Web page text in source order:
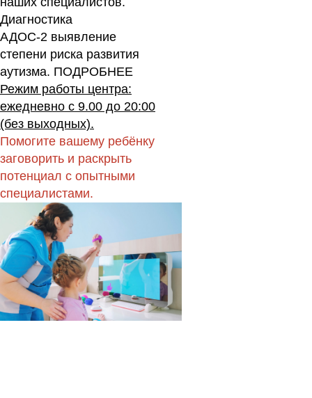
Диагностика
АДОС-2 выявление
степени риска развития
аутизма. ПОДРОБНЕЕ
Режим работы центра:
ежедневно с 9.00 до 20:00
(без выходных).
Помогите вашему ребёнку
заговорить и раскрыть
потенциал с опытными
специалистами.